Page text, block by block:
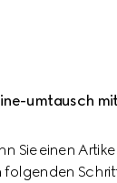
umtausch
Sie einen
folgenden